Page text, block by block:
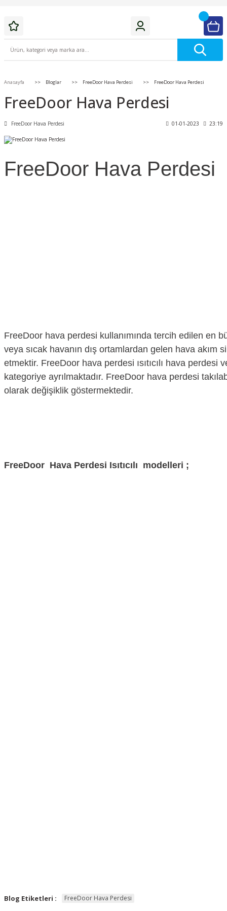
Anasayfa Bloglar FreeDoor Hava Perdesi FreeDoor Hava Perdesi
FreeDoor Hava Perdesi
FreeDoor Hava Perdesi 01-01-2023 23:19
FreeDoor Hava Perdesi
FreeDoor hava perdesi kullanımında tercih edilen en
veya sıcak havanın dış ortamlardan gelen hava
etmektir. FreeDoor hava perdesi ısıtıcılı hava perdesi
kategoriye ayrılmaktadır. FreeDoor hava perdesi
olarak değişiklik göstermektedir.
FreeDoor  Hava Perdesi Isıtıcılı  modelleri ;
Blog Etiketleri : FreeDoor Hava Perdesi